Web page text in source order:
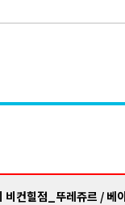
비컨힐점_뚜레쥬르 /